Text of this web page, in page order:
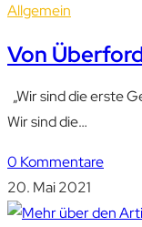
Allgemein
Von
„Wir sind die erste
Wir sind die…
0 Kommentare
20. Mai 2021